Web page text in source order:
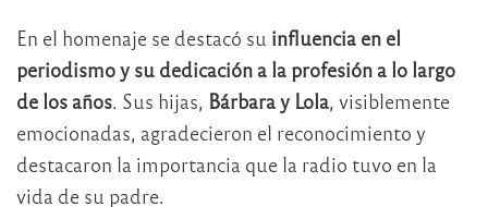
En el homenaje se destacó su influencia en el
periodismo y su dedicación a la profesión a lo largo
de los años. Sus hijas, Bárbara y Lola, visiblemente
emocionadas, agradecieron el reconocimiento y
destacaron la importancia que la radio tuvo en la
vida de su padre.